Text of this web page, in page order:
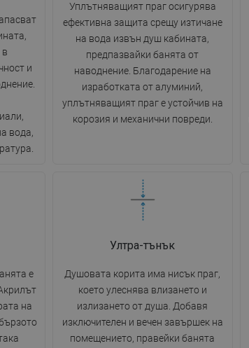
и
вода,
Уплътняващият праг осигурява
ефективна защита срещу изтичане
на вода извън душ кабината,
предпазвайки банята от
наводнение. Благодарение на
изработката от алуминий,
уплътняващият праг е устойчив на
корозия и механични повреди.
е
на
Ултра-тънък
Душовата корита има нисък праг,
което улеснява влизането и
излизането от душа. Добавя
изключителен и вечен завършек на
помещението, правейки банята